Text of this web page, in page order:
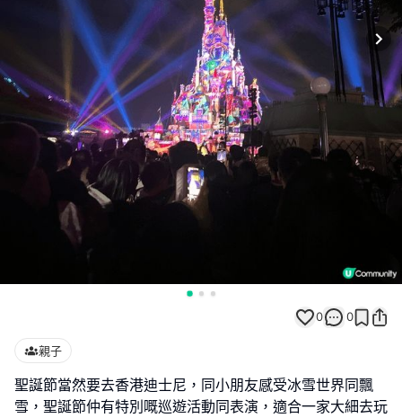
0 0
親子
聖誕節當然要去香港迪士尼，同小朋友感受冰雪世界同飄